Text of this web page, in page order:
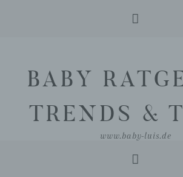
primary
primaryBABY
TRENDS &
www.baby-luis.de